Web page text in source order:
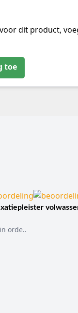
dit product,
toe
orde..